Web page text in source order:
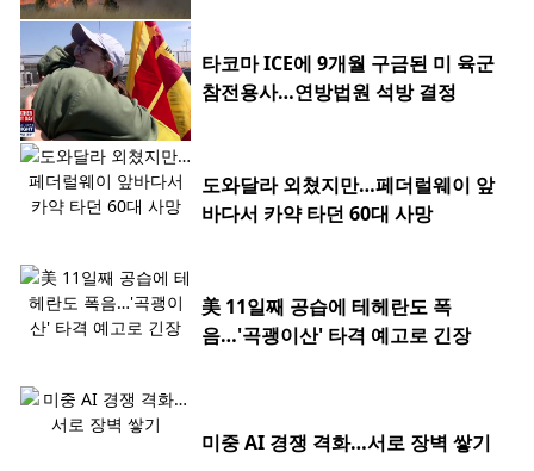
타코마 ICE에 9개월 구금된 미 육군
참전용사…연방법원 석방 결정
도와달라 외쳤지만…페더럴웨이 앞
바다서 카약 타던 60대 사망
美 11일째 공습에 테헤란도 폭
음…'곡괭이산' 타격 예고로 긴장
미중 AI 경쟁 격화…서로 장벽 쌓기